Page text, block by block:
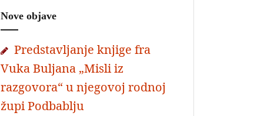
Nove objave
Predstavljanje knjige fra
Vuka Buljana „Misli iz
razgovora“ u njegovoj rodnoj
župi Podbablju